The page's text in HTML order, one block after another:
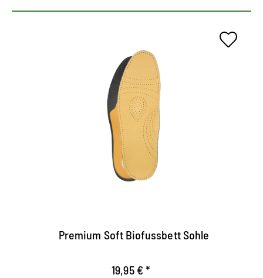
Relajación para pies
estresados
Plantilla comóda de forma anatómica.
Alivia y relaja los pies
Equipado con un cojín de talón y un cojín para
Premium Soft Biofussbett Sohle
19,95 € *